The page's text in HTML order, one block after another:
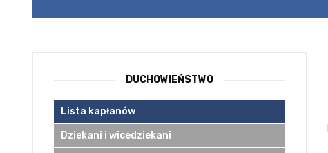
DUCHOWIEŃSTWO
Lista kapłanów
Dziekani i wicedziekani